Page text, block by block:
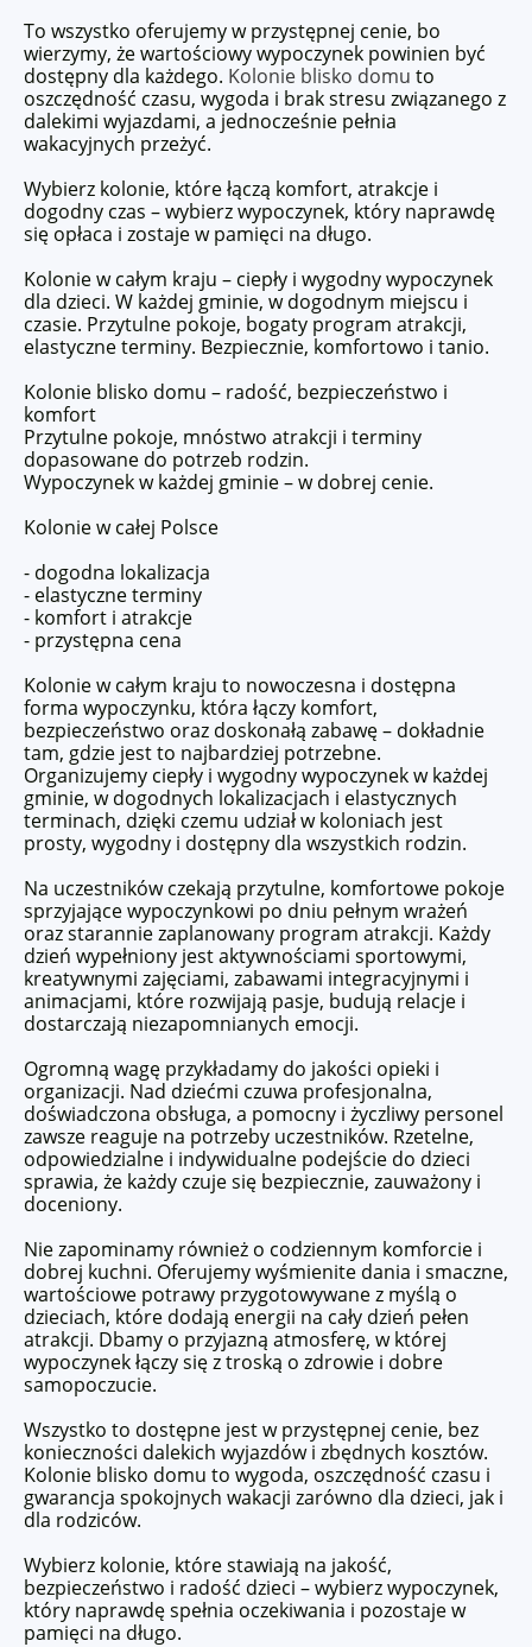
To wszystko oferujemy w przystępnej cenie, bo
wierzymy, że wartościowy wypoczynek powinien być
dostępny dla każdego. Kolonie blisko domu to
oszczędność czasu, wygoda i brak stresu związanego z
dalekimi wyjazdami, a jednocześnie pełnia
wakacyjnych przeżyć.
Wybierz kolonie, które łączą komfort, atrakcje i
dogodny czas – wybierz wypoczynek, który naprawdę
się opłaca i zostaje w pamięci na długo.
Kolonie w całym kraju – ciepły i wygodny wypoczynek
dla dzieci. W każdej gminie, w dogodnym miejscu i
czasie. Przytulne pokoje, bogaty program atrakcji,
elastyczne terminy. Bezpiecznie, komfortowo i tanio.
Kolonie blisko domu – radość, bezpieczeństwo i
komfort
Przytulne pokoje, mnóstwo atrakcji i terminy
dopasowane do potrzeb rodzin.
Wypoczynek w każdej gminie – w dobrej cenie.
Kolonie w całej Polsce
- dogodna lokalizacja
- elastyczne terminy
- komfort i atrakcje
- przystępna cena
Kolonie w całym kraju to nowoczesna i dostępna
forma wypoczynku, która łączy komfort,
bezpieczeństwo oraz doskonałą zabawę – dokładnie
tam, gdzie jest to najbardziej potrzebne.
Organizujemy ciepły i wygodny wypoczynek w każdej
gminie, w dogodnych lokalizacjach i elastycznych
terminach, dzięki czemu udział w koloniach jest
prosty, wygodny i dostępny dla wszystkich rodzin.
Na uczestników czekają przytulne, komfortowe pokoje
sprzyjające wypoczynkowi po dniu pełnym wrażeń
oraz starannie zaplanowany program atrakcji. Każdy
dzień wypełniony jest aktywnościami sportowymi,
kreatywnymi zajęciami, zabawami integracyjnymi i
animacjami, które rozwijają pasje, budują relacje i
dostarczają niezapomnianych emocji.
Ogromną wagę przykładamy do jakości opieki i
organizacji. Nad dziećmi czuwa profesjonalna,
doświadczona obsługa, a pomocny i życzliwy personel
zawsze reaguje na potrzeby uczestników. Rzetelne,
odpowiedzialne i indywidualne podejście do dzieci
sprawia, że każdy czuje się bezpiecznie, zauważony i
doceniony.
Nie zapominamy również o codziennym komforcie i
dobrej kuchni. Oferujemy wyśmienite dania i smaczne,
wartościowe potrawy przygotowywane z myślą o
dzieciach, które dodają energii na cały dzień pełen
atrakcji. Dbamy o przyjazną atmosferę, w której
wypoczynek łączy się z troską o zdrowie i dobre
samopoczucie.
Wszystko to dostępne jest w przystępnej cenie, bez
konieczności dalekich wyjazdów i zbędnych kosztów.
Kolonie blisko domu to wygoda, oszczędność czasu i
gwarancja spokojnych wakacji zarówno dla dzieci, jak i
dla rodziców.
Wybierz kolonie, które stawiają na jakość,
bezpieczeństwo i radość dzieci – wybierz wypoczynek,
który naprawdę spełnia oczekiwania i pozostaje w
pamięci na długo.